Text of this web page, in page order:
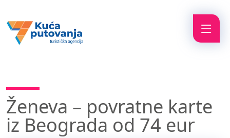
Ženeva – povratne karte
iz Beograda od 74 eur